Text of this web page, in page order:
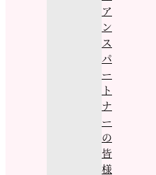
ア
ン
ス
パ
ー
ト
ナ
ー
の
皆
様